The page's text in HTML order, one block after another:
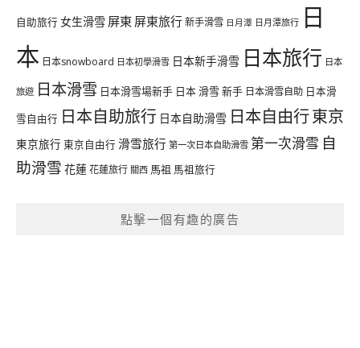
自助旅行 女生滑雪 屏東 屏東旅行新手滑雪 日月潭 日月潭旅行 日
本 日本snowboard 日本初學滑雪 日本新手滑雪 日本旅行 日本
旅遊 日本滑雪 日本滑雪場新手 日本 滑雪 新手 日本滑雪自助 日本滑
雪自由行 日本自助旅行 日本自助滑雪 日本自由行東京
東京旅行 東京自由行 滑雪旅行 第一次日本自助滑雪 第一次滑雪 自
助滑雪 花蓮花蓮旅行 關西 馬祖 馬祖旅行
點擊一個有趣的廣告